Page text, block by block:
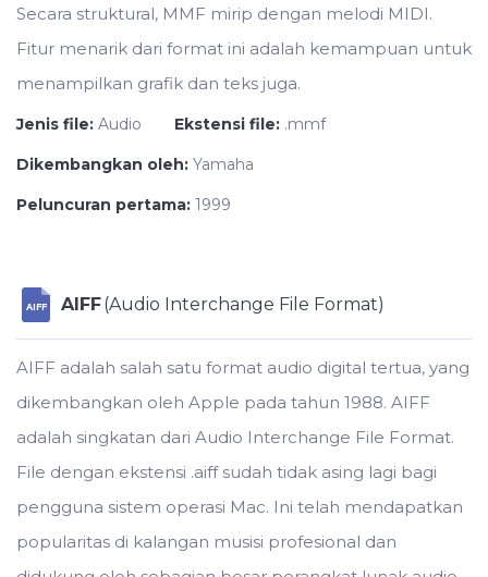
Secara struktural, MMF mirip dengan melodi MIDI.
Fitur menarik dari format ini adalah kemampuan untuk
menampilkan grafik dan teks juga.
Jenis file: Audio Ekstensi file: .mmf
Dikembangkan oleh: Yamaha
Peluncuran pertama: 1999
AIFF AIFF(Audio Interchange File Format)
AIFF adalah salah satu format audio digital tertua, yang
dikembangkan oleh Apple pada tahun 1988. AIFF
adalah singkatan dari Audio Interchange File Format.
File dengan ekstensi .aiff sudah tidak asing lagi bagi
pengguna sistem operasi Mac. Ini telah mendapatkan
popularitas di kalangan musisi profesional dan